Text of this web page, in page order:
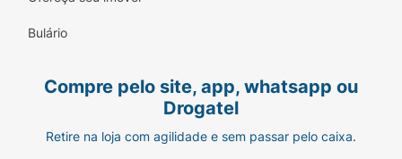
Tradição:
Especificações Técnicas:
Bulário
Compre pelo site, app, whatsapp ou
Drogatel
Retire na loja com agilidade e sem passar pelo caixa.